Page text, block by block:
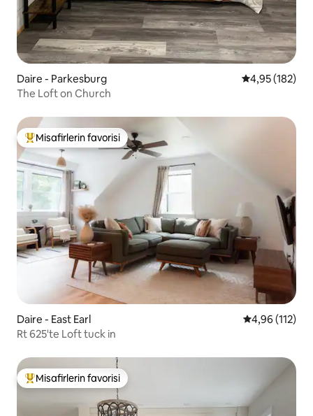
Daire - Parkesburg 5 üzerinden
4,95 (182)
The Loft on Church
Misafirlerin favorilerinden en beğenilenler arasında
Misafirlerin favorisi
Daire - East Earl 5 üzerinden
4,96 (112)
Rt 625'te Loft tuck in
Misafirlerin favorilerinden en beğenilenler arasında
Misafirlerin favorisi